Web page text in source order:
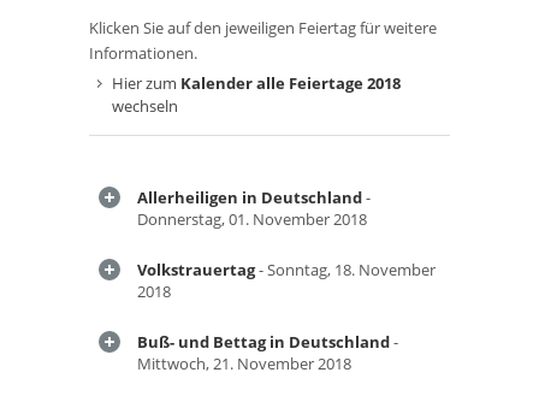
Klicken Sie auf den jeweiligen Feiertag für weitere
Informationen.
Hier zum Kalender alle Feiertage 2018
wechseln
Allerheiligen in Deutschland-
Donnerstag, 01. November 2018
Volkstrauertag- Sonntag, 18. November
2018
Buß- und Bettag in Deutschland-
Mittwoch, 21. November 2018